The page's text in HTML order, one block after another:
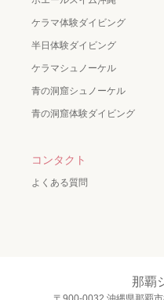
ケラマ体験ダイビング
半日体験ダイビング
ケラマシュノーケル
青の洞窟シュノーケル
青の洞窟体験ダイビング
コンタクト
よくある質問
那覇